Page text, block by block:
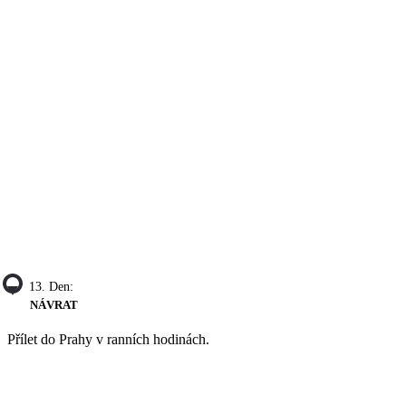
13. Den:
NÁVRAT
Přílet do Prahy v ranních hodinách.